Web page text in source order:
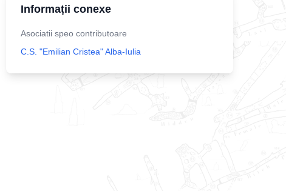
Informații conexe
Asociatii speo contributoare
C.S. "Emilian Cristea" Alba-Iulia